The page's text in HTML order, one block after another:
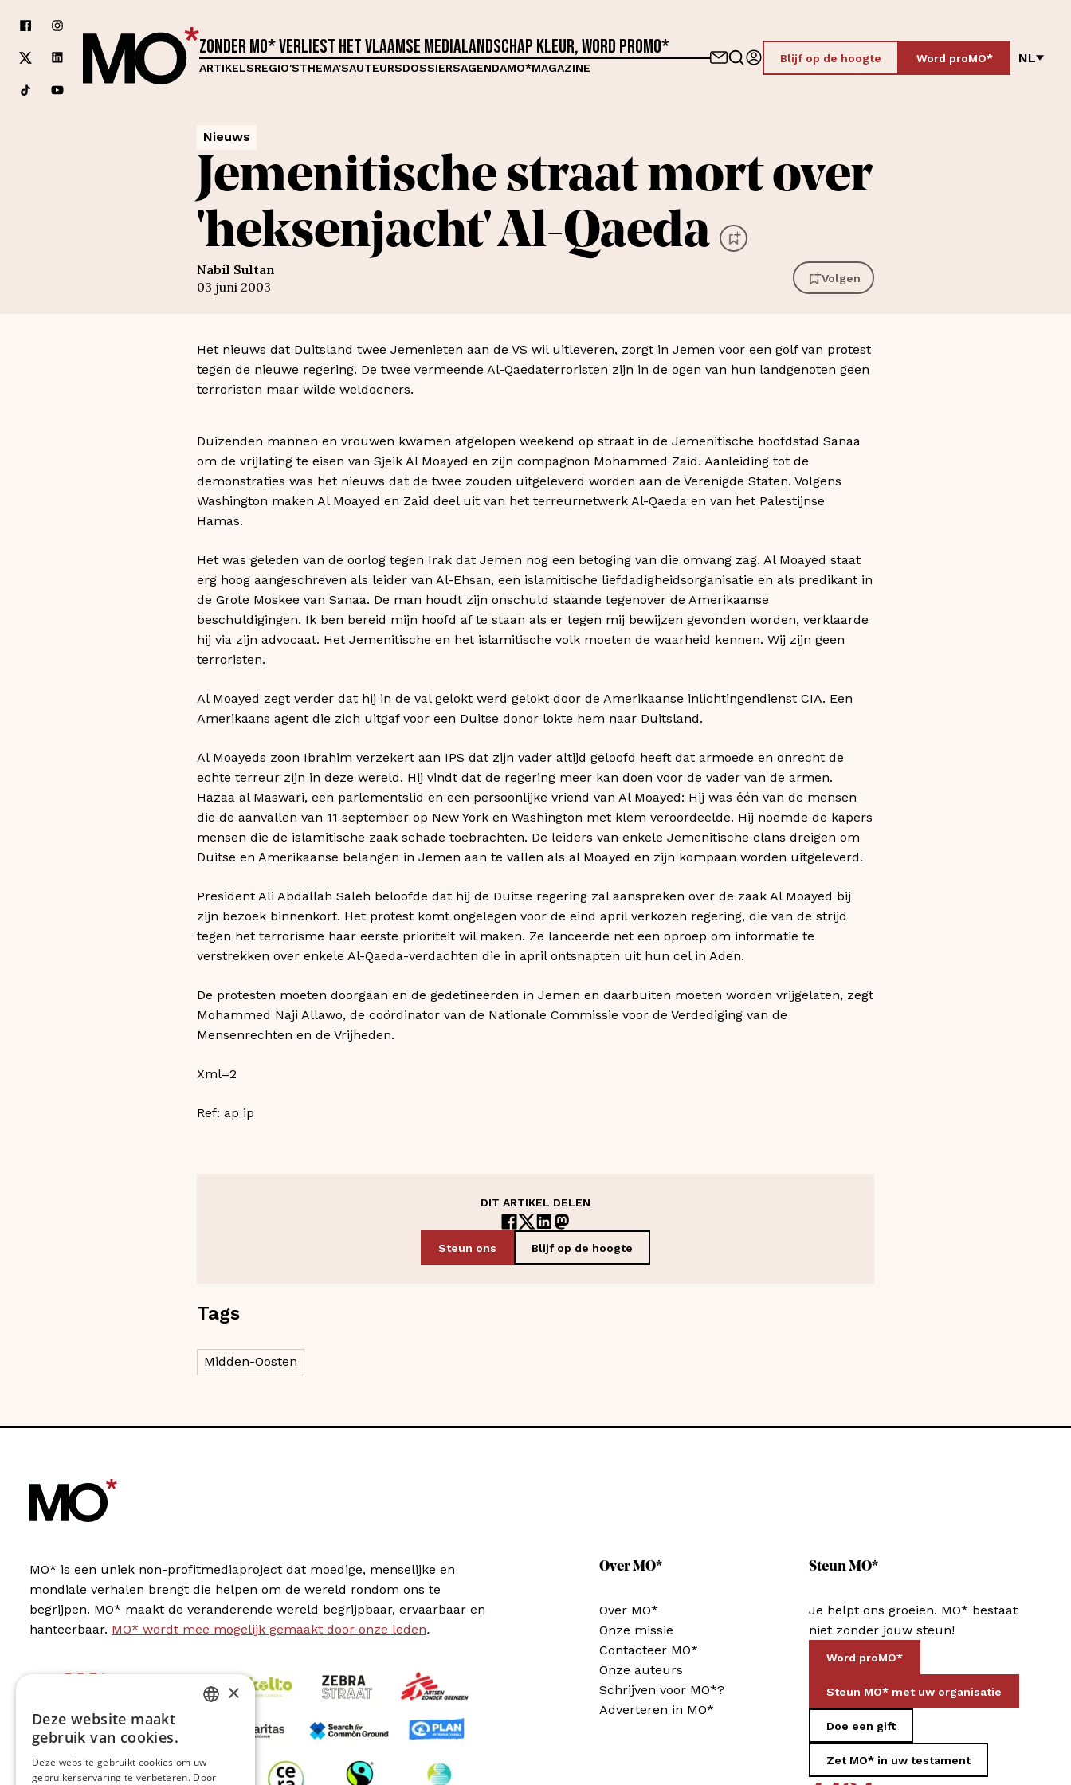
Zonder MO* verliest het Vlaamse medialandschap kleur, word proMO*
ARTIKELSREGIO'STHEMA'SAUTEURSDOSSIERSAGENDAMO*MAGAZINE
Blijf op de hoogte Word proMO* NL
Nieuws
Jemenitische straat mort over
'heksenjacht' Al-Qaeda
Nabil Sultan
03 juni 2003
Volgen
Het nieuws dat Duitsland twee Jemenieten aan de VS wil uitleveren, zorgt in Jemen voor een golf van protest
tegen de nieuwe regering. De twee vermeende Al-Qaedaterroristen zijn in de ogen van hun landgenoten geen
terroristen maar wilde weldoeners.
Duizenden mannen en vrouwen kwamen afgelopen weekend op straat in de Jemenitische hoofdstad Sanaa
om de vrijlating te eisen van Sjeik Al Moayed en zijn compagnon Mohammed Zaid. Aanleiding tot de
demonstraties was het nieuws dat de twee zouden uitgeleverd worden aan de Verenigde Staten. Volgens
Washington maken Al Moayed en Zaid deel uit van het terreurnetwerk Al-Qaeda en van het Palestijnse
Hamas.
Het was geleden van de oorlog tegen Irak dat Jemen nog een betoging van die omvang zag. Al Moayed staat
erg hoog aangeschreven als leider van Al-Ehsan, een islamitische liefdadigheidsorganisatie en als predikant in
de Grote Moskee van Sanaa. De man houdt zijn onschuld staande tegenover de Amerikaanse
beschuldigingen. Ik ben bereid mijn hoofd af te staan als er tegen mij bewijzen gevonden worden, verklaarde
hij via zijn advocaat. Het Jemenitische en het islamitische volk moeten de waarheid kennen. Wij zijn geen
terroristen.
Al Moayed zegt verder dat hij in de val gelokt werd gelokt door de Amerikaanse inlichtingendienst CIA. Een
Amerikaans agent die zich uitgaf voor een Duitse donor lokte hem naar Duitsland.
Al Moayeds zoon Ibrahim verzekert aan IPS dat zijn vader altijd geloofd heeft dat armoede en onrecht de
echte terreur zijn in deze wereld. Hij vindt dat de regering meer kan doen voor de vader van de armen.
Hazaa al Maswari, een parlementslid en een persoonlijke vriend van Al Moayed: Hij was één van de mensen
die de aanvallen van 11 september op New York en Washington met klem veroordeelde. Hij noemde de kapers
mensen die de islamitische zaak schade toebrachten. De leiders van enkele Jemenitische clans dreigen om
Duitse en Amerikaanse belangen in Jemen aan te vallen als al Moayed en zijn kompaan worden uitgeleverd.
President Ali Abdallah Saleh beloofde dat hij de Duitse regering zal aanspreken over de zaak Al Moayed bij
zijn bezoek binnenkort. Het protest komt ongelegen voor de eind april verkozen regering, die van de strijd
tegen het terrorisme haar eerste prioriteit wil maken. Ze lanceerde net een oproep om informatie te
verstrekken over enkele Al-Qaeda-verdachten die in april ontsnapten uit hun cel in Aden.
De protesten moeten doorgaan en de gedetineerden in Jemen en daarbuiten moeten worden vrijgelaten, zegt
Mohammed Naji Allawo, de coördinator van de Nationale Commissie voor de Verdediging van de
Mensenrechten en de Vrijheden.
Xml=2
Ref: ap ip
DIT ARTIKEL DELEN
Steun ons Blijf op de hoogte
Tags
Midden-Oosten
MO* is een uniek non-profitmediaproject dat moedige, menselijke en
mondiale verhalen brengt die helpen om de wereld rondom ons te
begrijpen. MO* maakt de veranderende wereld begrijpbaar, ervaarbaar en
hanteerbaar. MO* wordt mee mogelijk gemaakt door onze leden.
Over MO*
Over MO*
Onze missie
Contacteer MO*
Onze auteurs
Schrijven voor MO*?
Adverteren in MO*
Steun MO*
Je helpt ons groeien. MO* bestaat
niet zonder jouw steun!
Word proMO*
Steun MO* met uw organisatie
Doe een gift
Zet MO* in uw testament
×
Deze website maakt
gebruik van cookies.
Deze website gebruikt cookies om uw
gebruikerservaring te verbeteren. Door